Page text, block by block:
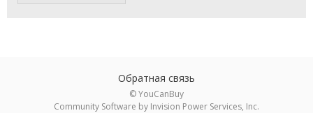
Обратная связь
© YouCanBuy
Community Software by Invision Power Services, Inc.